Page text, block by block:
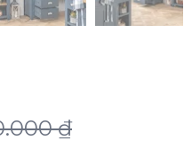
₫